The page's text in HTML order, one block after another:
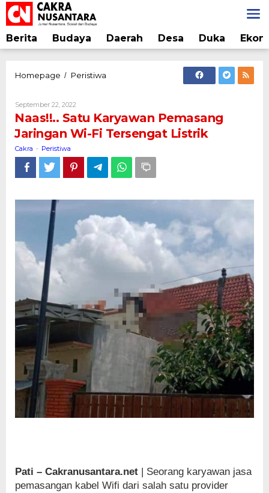
Lewati
ke
konten
Berita Budaya Daerah Desa Duka
Homepage / Peristiwa
Jaringan
Wi-
Tersengat
Listrik
September 22, 2022
Cakra
Naas!!.. Satu Karyawan Pemasang
Jaringan Wi-Fi Tersengat Listrik
Cakra - Peristiwa
Pati – Cakranusantara.net | Seorang karyawan jasa
pemasangan kabel Wifi dari salah satu provider